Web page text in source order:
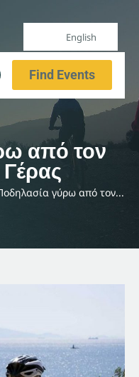
English
Find Events
από τον
γύρω από τον...